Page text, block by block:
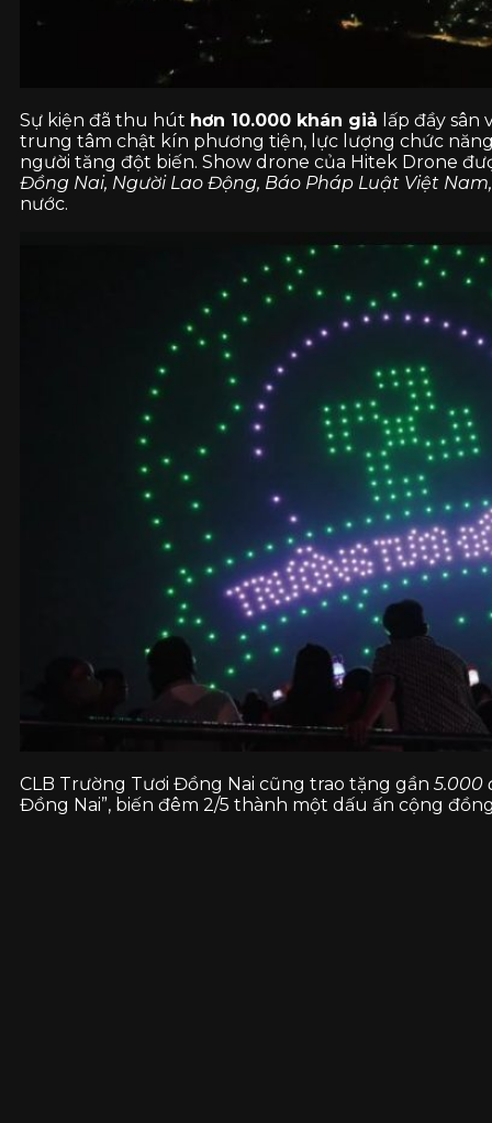
Sự kiện đã thu hút hơn 10.000 khán giả lấp đầy
trung tâm chật kín phương tiện, lực lượng chức
người tăng đột biến. Show drone của Hitek Drone
Đồng Nai, Người Lao Động, Báo Pháp Luật Việt Nam,
nước.
CLB Trường Tươi Đồng Nai cũng trao tặng gần 5.000
Đồng Nai”, biến đêm 2/5 thành một dấu ấn cộng